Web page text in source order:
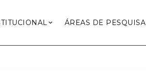
ÁREAS DE PESQUISA